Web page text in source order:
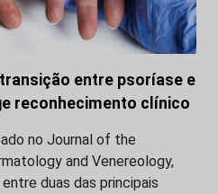
entre psoríase e
reconhecimento clínico
no Journal of the
and Venereology,
duas das principais